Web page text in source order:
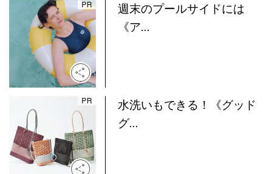
週末のプールサイドには
《ア...
水洗いもできる！《グッド
グ...